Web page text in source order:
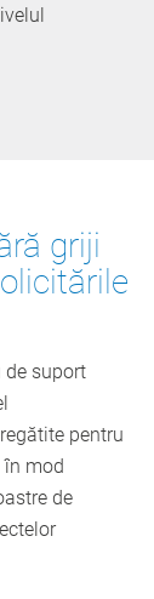
griji
de suport
pentru
mod
de